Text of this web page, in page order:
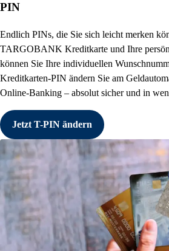
PIN
Endlich PINs, die Sie sich leicht merken
TARGOBANK Kreditkarte und Ihre
können Sie Ihre individuellen
Kreditkarten-PIN ändern Sie am
Online-Banking – absolut sicher und in
Jetzt T-PIN ändern